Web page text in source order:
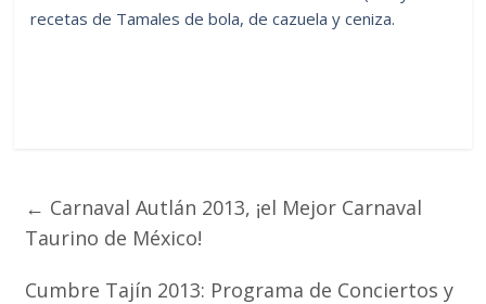
recetas de Tamales de bola, de cazuela y ceniza.
← Carnaval Autlán 2013, ¡el Mejor Carnaval
Taurino de México!
Cumbre Tajín 2013: Programa de Conciertos y